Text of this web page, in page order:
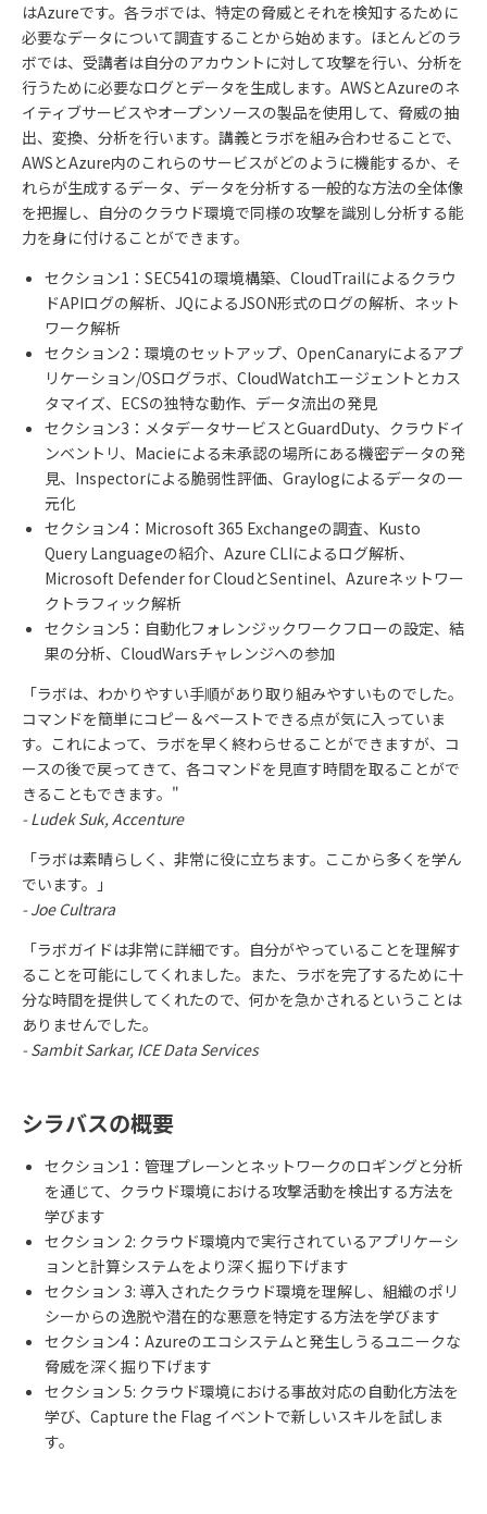
はAzureです。各ラボでは、特定の脅威とそれを検知するために
必要なデータについて調査することから始めます。ほとんどのラ
ボでは、受講者は自分のアカウントに対して攻撃を行い、分析を
行うために必要なログとデータを生成します。 AWSとAzureのネ
イティブサービスやオープンソースの製品を使用して、脅威の抽
出、変換、分析を行います。講義とラボを組み合わせることで、
AWSとAzure内のこれらのサービスがどのように機能するか、そ
れらが生成するデータ、データを分析する一般的な方法の全体像
を把握し、自分のクラウド環境で同様の攻撃を識別し分析する能
力を身に付けることができます。
セクション1 ： SEC541の環境構築、 CloudTrailによるクラウ
ドAPIログの解析、 JQによるJSON形式のログの解析、ネット
ワーク解析
セクション2 ：環境のセットアップ、 OpenCanaryによるアプ
リケーション/OSログラボ、 CloudWatchエージェントとカス
タマイズ、 ECSの独特な動作、データ流出の発見
セクション3 ：メタデータサービスとGuardDuty、クラウドイ
ンベントリ、 Macieによる未承認の場所にある機密データの発
見、 Inspectorによる脆弱性評価、 Graylogによるデータの一
元化
セクション4 ： Microsoft 365 Exchangeの調査、 Kusto
Query Languageの紹介、 Azure CLIによるログ解析、
Microsoft Defender for CloudとSentinel、 Azureネットワー
クトラフィック解析
セクション5 ：自動化フォレンジックワークフローの設定、結
果の分析、 CloudWarsチャレンジへの参加
「ラボは、わかりやすい手順があり取り組みやすいものでした。
コマンドを簡単にコピー＆ペーストできる点が気に入っていま
す。これによって、ラボを早く終わらせることができますが、コ
ースの後で戻ってきて、各コマンドを見直す時間を取ることがで
きることもできます。 "
- Ludek Suk, Accenture
「ラボは素晴らしく、非常に役に立ちます。ここから多くを学ん
でいます。」
- Joe Cultrara
「ラボガイドは非常に詳細です。自分がやっていることを理解す
ることを可能にしてくれました。また、ラボを完了するために十
分な時間を提供してくれたので、何かを急かされるということは
ありませんでした。
- Sambit Sarkar, ICE Data Services
シラバスの概要
セクション1 ：管理プレーンとネットワークのロギングと分析
を通じて、クラウド環境における攻撃活動を検出する方法を
学びます
セクション 2: クラウド環境内で実行されているアプリケーシ
ョンと計算システムをより深く掘り下げます
セクション 3: 導入されたクラウド環境を理解し、組織のポリ
シーからの逸脱や潜在的な悪意を特定する方法を学びます
セクション4 ： Azureのエコシステムと発生しうるユニークな
脅威を深く掘り下げます
セクション 5: クラウド環境における事故対応の自動化方法を
学び、 Capture the Flag イベントで新しいスキルを試しま
す。